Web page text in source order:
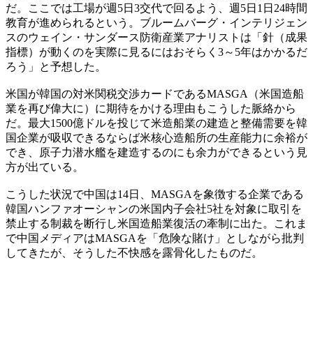
だ。ここでは工場が週5日3交代で回るよう、週5日1日24時間
教育が進められるという。ブルームバーグ・インテリジェン
スのウェイン・サンダース防衛産業アナリストは「針（成果
指標）が動くのを実際に見るにはおそらく3～5年はかかるだ
ろう」と予想した。
米国が韓国の対米関税交渉カードであるMASGA（米国造船
業を再び偉大に）に期待をかける理由もこうした脈絡から
だ。最大1500億ドルを投じて米造船業の建造と整備需要を韓
国企業が吸収できるならば米核心造船所の生産能力に余裕が
でき、原子力潜水艦を建造するのにも余力ができるという見
方が出ている。
こうした状況で中国は14日、MASGAを象徴する企業である
韓国ハンファオーシャンの米国内子会社5社を対象に取引を
禁止する制裁を断行し米国造船業復活の牽制に出た。これま
で中国メディアはMASGAを「危険な賭け」としながら批判
してきたが、そうした不快感を露骨化したものだ。